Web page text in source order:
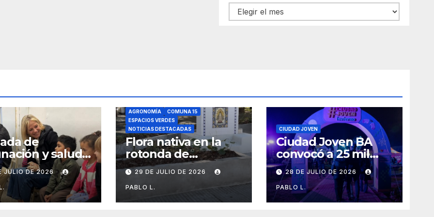
Archivos
de
y salud
para chicos
JULIO DE 2026
AGRONOMÍA
COMUNA 15
ESPACIOS VERDES
NOTICIAS DESTACADAS
Flora nativa en la
rotonda de
Agronomía
29 DE JULIO DE 2026
PABLO L.
CIUDAD JOVEN
Ciudad Joven BA
convocó a 25 mil
personas
28 DE JULIO DE 2026
PABLO L.